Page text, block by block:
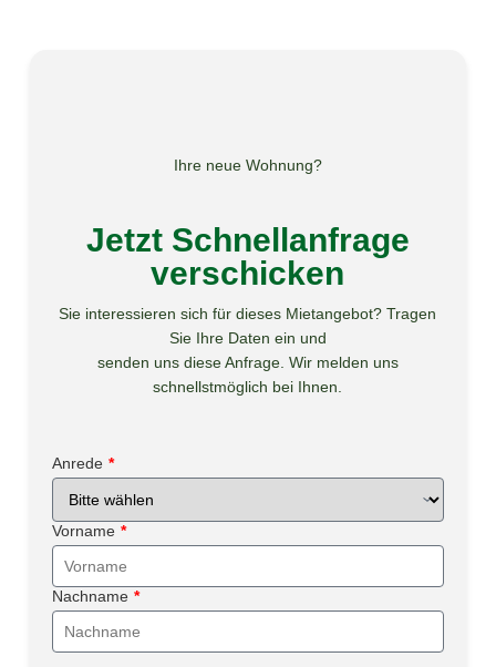
Ihre neue Wohnung?
Jetzt Schnellanfrage
verschicken
Sie interessieren sich für dieses Mietangebot? Tragen
Sie Ihre Daten ein und
senden uns diese Anfrage. Wir melden uns
schnellstmöglich bei Ihnen.
Anrede *
Vorname *
Nachname *